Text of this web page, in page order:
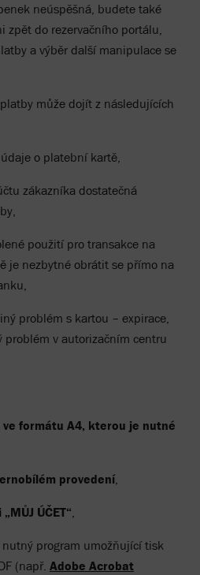
neúspěšná, budete také
zpět do rezervačního portálu,
a výběr další manipulace se
může dojít z následujících
o platební kartě,
zákazníka dostatečná
použití pro transakce na
je nezbytné obrátit se přímo na
problém s kartou – expirace,
v autorizačním centru
formátu A4, kterou je nutné
provedení,
ÚČET“,
program umožňující tisk
(např. Adobe Acrobat